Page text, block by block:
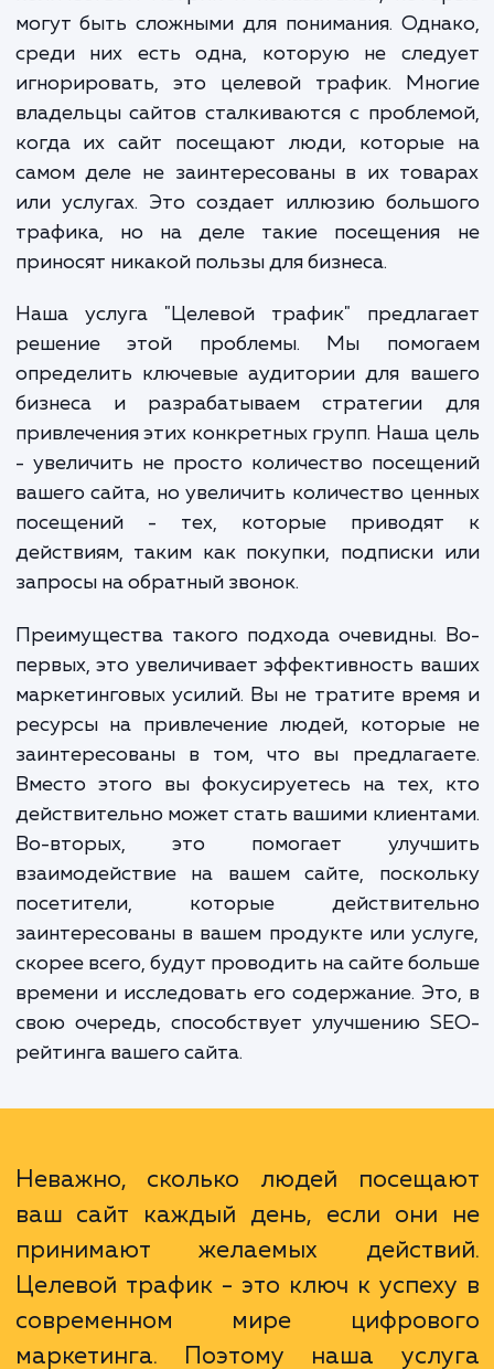
количеством метрик и показателей,
могут быть сложными для понимания.
среди них есть одна, которую не
игнорировать, это целевой трафик.
владельцы сайтов сталкиваются с
когда их сайт посещают люди,
самом деле не заинтересованы в их
или услугах. Это создает иллюзию
трафика, но на деле такие
приносят никакой пользы для бизнеса.
Наша услуга "Целевой трафик"
решение этой проблемы. Мы
определить ключевые аудитории для
бизнеса и разрабатываем стратегии
привлечения этих конкретных групп. Наша
- увеличить не просто количество
вашего сайта, но увеличить количество
посещений - тех, которые
действиям, таким как покупки, подписки
запросы на обратный звонок.
Преимущества такого подхода
первых, это увеличивает эффективность
маркетинговых усилий. Вы не тратите
ресурсы на привлечение людей,
Вместо этого вы фокусируетесь на тех,
действительно может стать вашими
Во-вторых, это помогает
взаимодействие на вашем сайте,
времени и исследовать его содержание.
свою очередь, способствует улучшению
рейтинга вашего сайта.